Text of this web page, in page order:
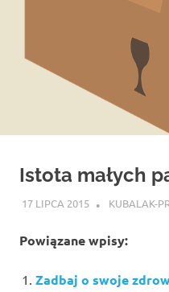
Istota małych
17 LIPCA 2015 KUBALAK-
Powiązane wpisy:
Zadbaj o swoje